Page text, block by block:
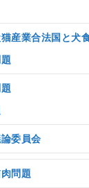
産業合法国と犬
委員会
問題